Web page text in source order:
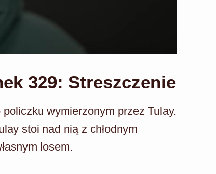
329: Streszczenie
wymierzonym przez Tulay.
stoi nad nią z chłodnym
losem.